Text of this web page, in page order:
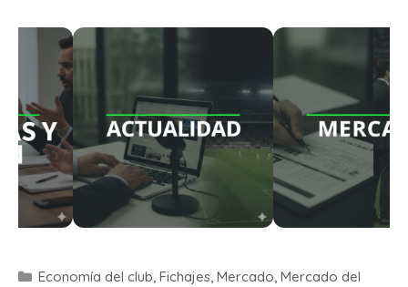
Economía del club, Fichajes, Mercado, Mercado del